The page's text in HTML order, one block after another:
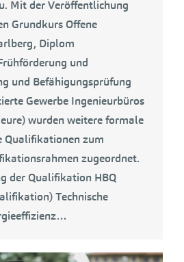
Mit der Veröffentlichung
Grundkurs Offene
Diplom
und
und Befähigungsprüfung
Gewerbe Ingenieurbüros
wurden weitere formale
Qualifikationen zum
zugeordnet.
der Qualifikation HBQ
Technische